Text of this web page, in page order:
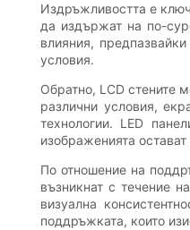
Издръжливостта е
да издържат на по-
влияния,
условия.
Обратно, LCD стените
различни условия,
технологии. LED
изображенията
По отношение на
възникнат с течение
визуална
поддръжката, които